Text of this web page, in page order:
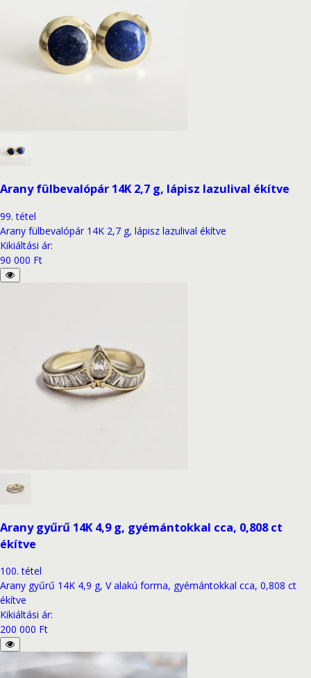
Arany fülbevalópár 14K 2,7 g, lápisz lazulival ékítve
99. tétel
Arany fülbevalópár 14K 2,7 g, lápisz lazulival ékítve
Kikiáltási ár:
90 000 Ft
Arany gyűrű 14K 4,9 g, gyémántokkal cca, 0,808 ct
ékítve
100. tétel
Arany gyűrű 14K 4,9 g, V alakú forma, gyémántokkal cca, 0,808 ct
ékítve
Kikiáltási ár:
200 000 Ft